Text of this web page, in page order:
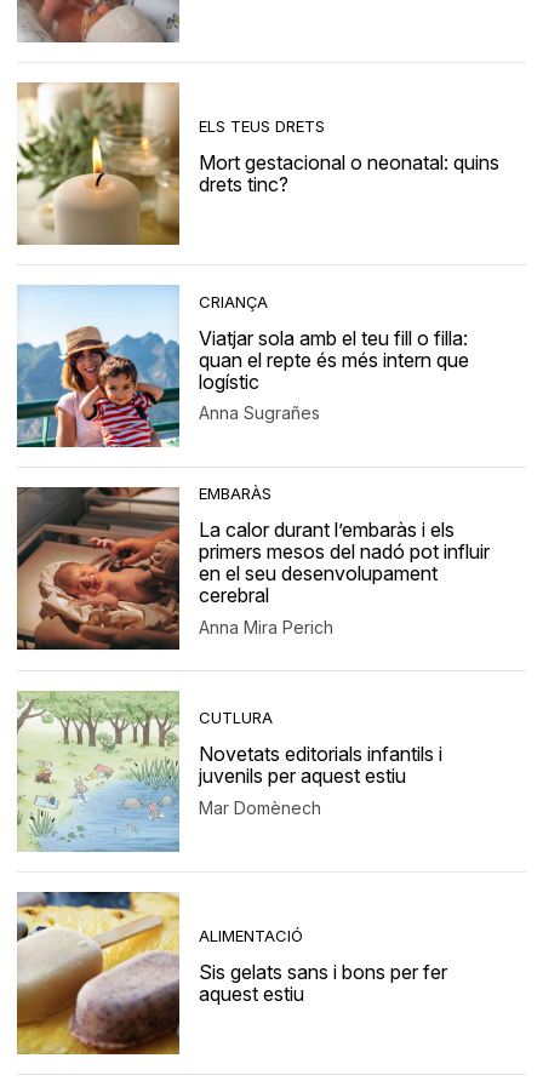
ELS TEUS DRETS
Mort gestacional o neonatal: quins
drets tinc?
CRIANÇA
Viatjar sola amb el teu fill o filla:
quan el repte és més intern que
logístic
Anna Sugrañes
EMBARÀS
La calor durant l’embaràs i els
primers mesos del nadó pot influir
en el seu desenvolupament
cerebral
Anna Mira Perich
CUTLURA
Novetats editorials infantils i
juvenils per aquest estiu
Mar Domènech
ALIMENTACIÓ
Sis gelats sans i bons per fer
aquest estiu